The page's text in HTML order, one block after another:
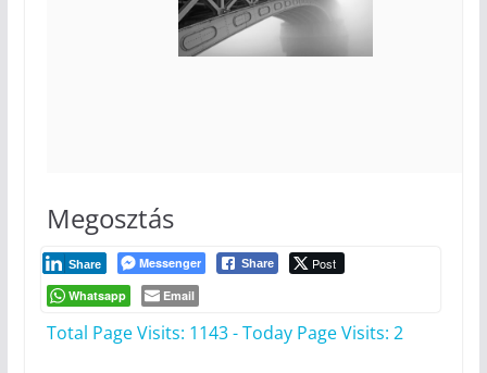
Megosztás
Messenger Share Post
Share
Whatsapp Email
Total Page Visits: 1143 - Today Page Visits: 2